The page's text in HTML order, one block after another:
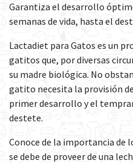
Garantiza el desarrollo
semanas de vida, hasta el
Lactadiet para Gatos es un
gatitos que, por diversas
su madre biológica. No
gatito necesita la provisión
primer desarrollo y el
destete.
Conoce de la importancia de
se debe de proveer de una